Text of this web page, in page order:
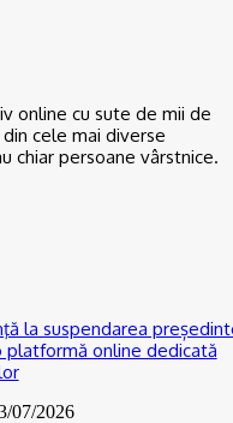
online cu sute de mii de
cele mai diverse
chiar persoane vârstnice.
la suspendarea
online dedicată
07/2026